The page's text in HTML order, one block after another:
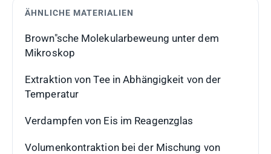
ÄHNLICHE MATERIALIEN
Brown"sche Molekularbeweung unter dem
Mikroskop
Extraktion von Tee in Abhängigkeit von der
Temperatur
Verdampfen von Eis im Reagenzglas
Volumenkontraktion bei der Mischung von